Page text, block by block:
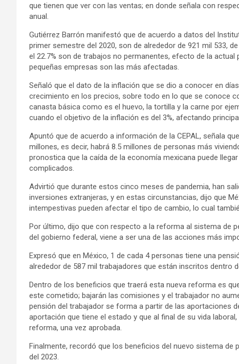
que tienen que ver con las ventas; en donde señala con
anual.
Gutiérrez Barrón manifestó que de acuerdo a datos del
primer semestre del 2020, son de alrededor de 921 mil 533,
el 22.7% son de trabajos no permanentes, efecto de la
pequeñas empresas son las más afectadas.
Señaló que el dato de la inflación que se dio a conocer en
crecimiento en los precios, sobre todo en lo que se conoce
canasta básica como es el huevo, la tortilla y la carne por
cuando el objetivo de la inflación es del 3%, afectando
Apuntó que de acuerdo a información de la CEPAL, señala
millones, es decir, habrá 8.5 millones de personas más
pronostica que la caída de la economía mexicana puede
complicados.
Advirtió que durante estos cinco meses de pandemia, han
inversiones extranjeras, y en estas circunstancias, dijo que
intempestivas pueden afectar el tipo de cambio, lo cual
Por último, dijo que con respecto a la reforma al sistema de
del gobierno federal, viene a ser una de las acciones más
Expresó que en México, 1 de cada 4 personas tiene una
alrededor de 587 mil trabajadores que están inscritos dentro
Dentro de los beneficios que traerá esta nueva reforma es
este cometido; bajarán las comisiones y el trabajador no
pensión del trabajador se forma a partir de las aportaciones
aportación que tiene el estado y que al final de su vida
reforma, una vez aprobada.
Finalmente, recordó que los beneficios del nuevo sistema
del 2023.